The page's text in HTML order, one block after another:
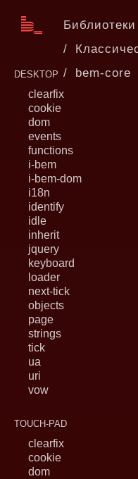
Библиотеки
bem-core
DESKTOP
clearfix
cookie
dom
events
functions
i-bem
i-bem-dom
i18n
identify
idle
inherit
jquery
keyboard
loader
next-tick
objects
page
strings
tick
ua
uri
vow
TOUCH-PAD
clearfix
cookie
dom